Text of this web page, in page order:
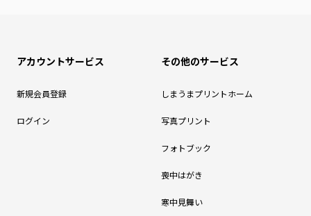
アカウントサービス
新規会員登録
ログイン
その他のサービス
しまうまプリントホーム
写真プリント
フォトブック
喪中はがき
寒中見舞い